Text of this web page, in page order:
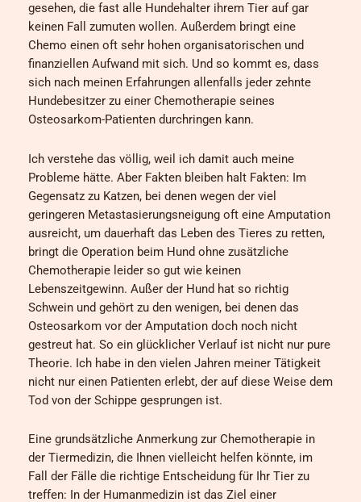
gesehen, die fast alle Hundehalter ihrem Tier auf gar
keinen Fall zumuten wollen. Außerdem bringt eine
Chemo einen oft sehr hohen organisatorischen und
finanziellen Aufwand mit sich. Und so kommt es, dass
sich nach meinen Erfahrungen allenfalls jeder zehnte
Hundebesitzer zu einer Chemotherapie seines
Osteosarkom-Patienten durchringen kann.
Ich verstehe das völlig, weil ich damit auch meine
Probleme hätte. Aber Fakten bleiben halt Fakten: Im
Gegensatz zu Katzen, bei denen wegen der viel
geringeren Metastasierungsneigung oft eine Amputation
ausreicht, um dauerhaft das Leben des Tieres zu retten,
bringt die Operation beim Hund ohne zusätzliche
Chemotherapie leider so gut wie keinen
Lebenszeitgewinn. Außer der Hund hat so richtig
Schwein und gehört zu den wenigen, bei denen das
Osteosarkom vor der Amputation doch noch nicht
gestreut hat. So ein glücklicher Verlauf ist nicht nur pure
Theorie. Ich habe in den vielen Jahren meiner Tätigkeit
nicht nur einen Patienten erlebt, der auf diese Weise dem
Tod von der Schippe gesprungen ist.
Eine grundsätzliche Anmerkung zur Chemotherapie in
der Tiermedizin, die Ihnen vielleicht helfen könnte, im
Fall der Fälle die richtige Entscheidung für Ihr Tier zu
treffen: In der Humanmedizin ist das Ziel einer